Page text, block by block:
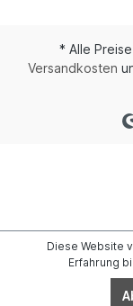
* Alle
Versandkosten
Diese Website
Erfahrung